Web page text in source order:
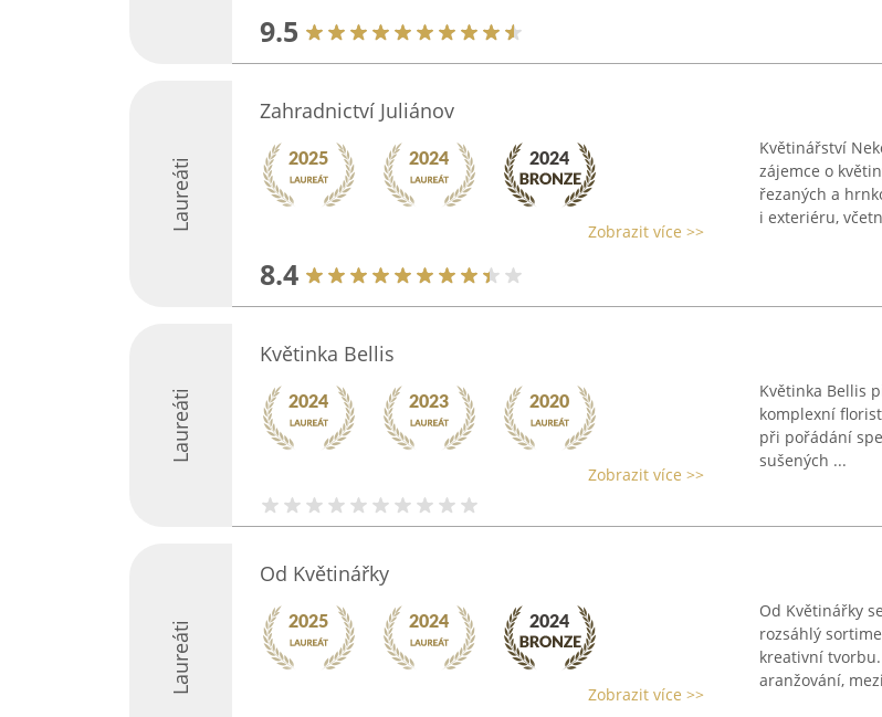
9.5
Laureáti
Zahradnictví Juliánov
Zobrazit více >>
8.4
Květinářství
zájemce o
řezaných a
i exteriéru,
Laureáti
Květinka Bellis
Zobrazit více >>
Květinka Bellis
komplexní
při pořádání
sušených ...
Laureáti
Od Květinářky
Zobrazit více >>
Od Květinářky
rozsáhlý
kreativní
aranžování,